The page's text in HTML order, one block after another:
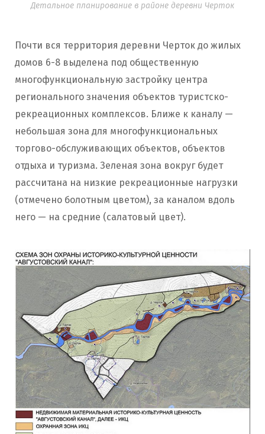
Детальное планирование в районе деревни Черток
Почти вся территория деревни Черток до жилых
домов 6-8 выделена под общественную
многофункциональную застройку центра
регионального значения объектов туристско-
рекреационных комплексов. Ближе к каналу —
небольшая зона для многофункциональных
торгово-обслуживающих объектов, объектов
отдыха и туризма. Зеленая зона вокруг будет
рассчитана на низкие рекреационные нагрузки
(отмечено болотным цветом), за каналом вдоль
него — на средние (салатовый цвет).